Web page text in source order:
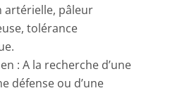
artérielle, pâleur
tolérance
: A la recherche d’une
défense ou d’une